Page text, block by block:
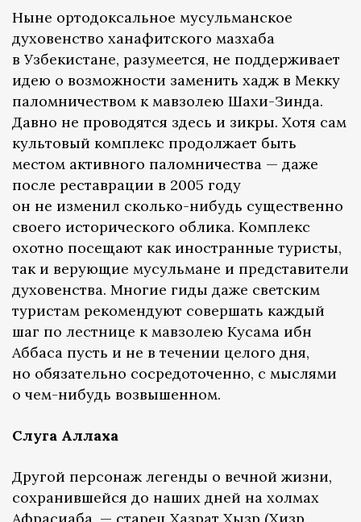
Ныне ортодоксальное мусульманское
духовенство ханафитского мазхаба
в Узбекистане, разумеется, не поддерживает
идею о возможности заменить хадж в Мекку
паломничеством к мавзолею Шахи-Зинда.
Давно не проводятся здесь и зикры. Хотя сам
культовый комплекс продолжает быть
местом активного паломничества — даже
после реставрации в 2005 году
он не изменил сколько-нибудь существенно
своего исторического облика. Комплекс
охотно посещают как иностранные туристы,
так и верующие мусульмане и представители
духовенства. Многие гиды даже светским
туристам рекомендуют совершать каждый
шаг по лестнице к мавзолею Кусама ибн
Аббаса пусть и не в течении целого дня,
но обязательно сосредоточенно, с мыслями
о чем-нибудь возвышенном.
Слуга Аллаха
Другой персонаж легенды о вечной жизни,
сохранившейся до наших дней на холмах
Афрасиаба, — старец Хазрат Хызр (Хизр,